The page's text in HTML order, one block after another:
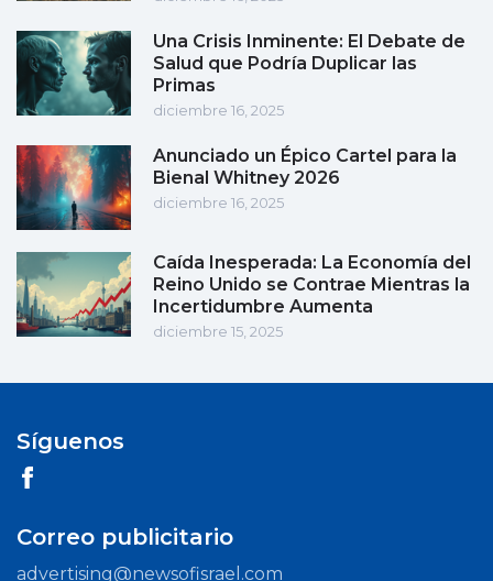
Una Crisis Inminente: El Debate de
Salud que Podría Duplicar las
Primas
diciembre 16, 2025
Anunciado un Épico Cartel para la
Bienal Whitney 2026
diciembre 16, 2025
Caída Inesperada: La Economía del
Reino Unido se Contrae Mientras la
Incertidumbre Aumenta
diciembre 15, 2025
Síguenos
Correo publicitario
advertising@newsofisrael.com